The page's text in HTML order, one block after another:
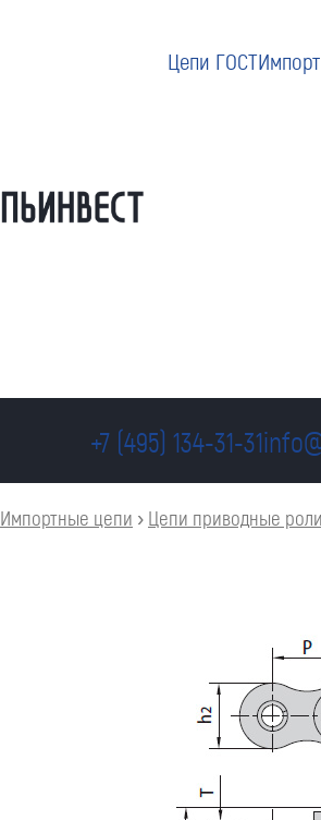
Цепи ГОСТ
+7 (495) 134-31-31
Импортные цепи › Цепи приводные